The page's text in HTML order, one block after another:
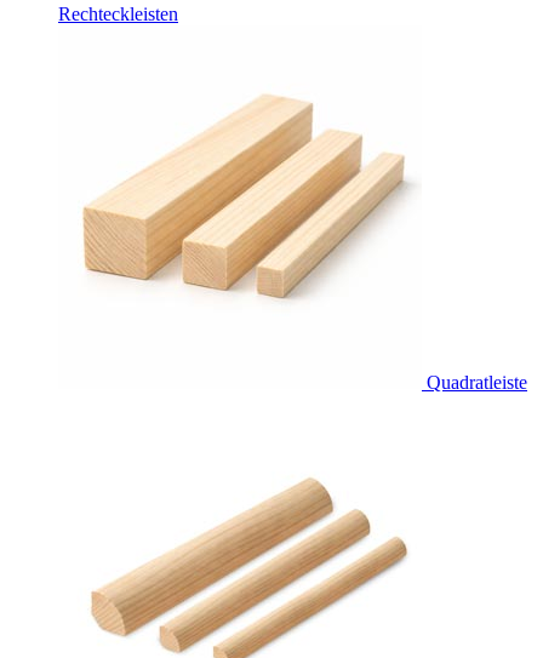
Rechteckleisten
Quadratleiste